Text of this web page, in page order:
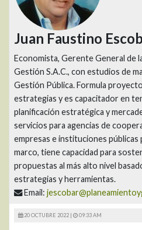
Juan Faustino
Economista, Gerente General de
Gestión S.A.C., con estudios de
Gestión Pública. Formula
estrategias y es capacitador en
planificación estratégica y
servicios para agencias de
empresas e instituciones públicas
marco, tiene capacidad para
propuestas al más alto nivel
estrategias y herramientas.
Email:
20 OCTUBRE 2022 | 09:33 AM